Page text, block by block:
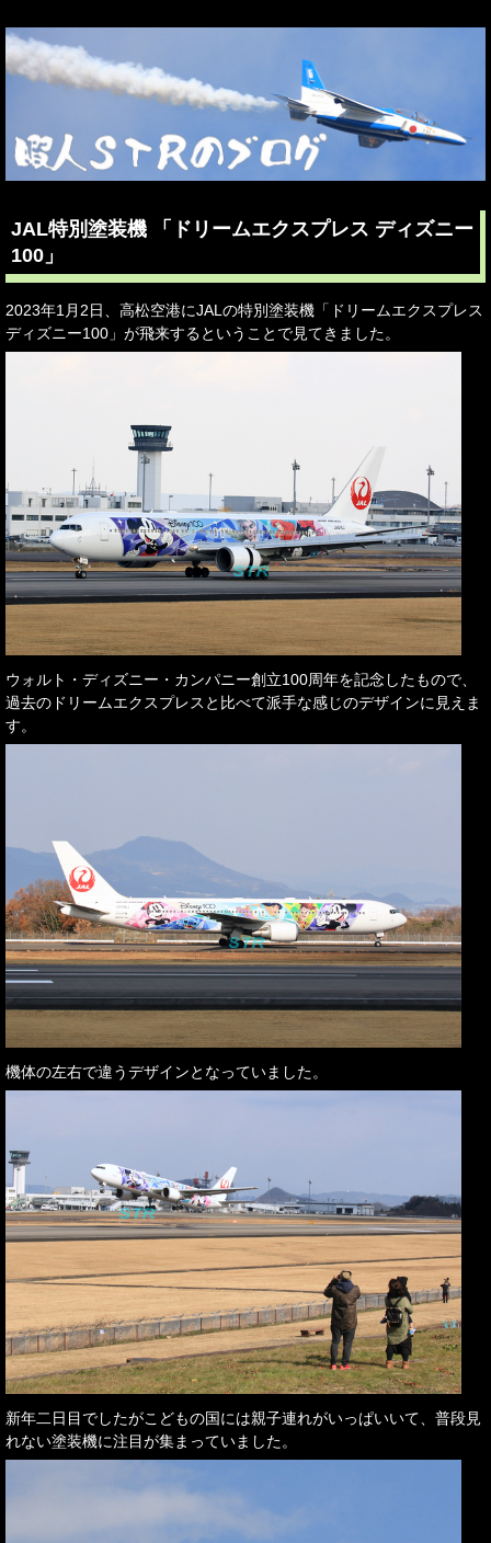
JAL特別塗装機 「ドリームエクスプレス ディズニー
100」
2023年1月2日、高松空港にJALの特別塗装機「ドリームエクスプレス
ディズニー100」が飛来するということで見てきました。
ウォルト・ディズニー・カンパニー創立100周年を記念したもので、
過去のドリームエクスプレスと比べて派手な感じのデザインに見えま
す。
機体の左右で違うデザインとなっていました。
新年二日目でしたがこどもの国には親子連れがいっぱいいて、普段見
れない塗装機に注目が集まっていました。